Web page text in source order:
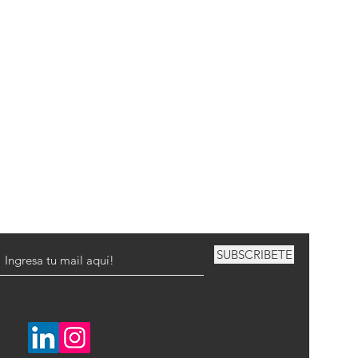
SUBSCRIBETE